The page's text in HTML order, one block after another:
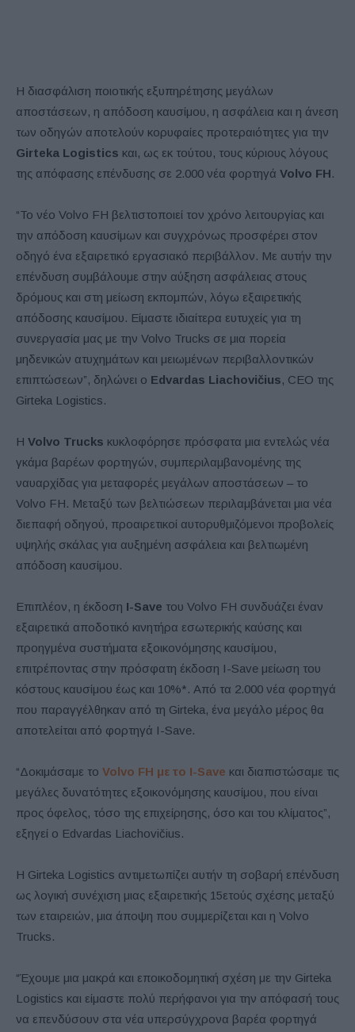
Η διασφάλιση ποιοτικής εξυπηρέτησης μεγάλων
αποστάσεων, η απόδοση καυσίμου, η ασφάλεια και η άνεση
των οδηγών αποτελούν κορυφαίες προτεραιότητες για την
Girteka Logistics και, ως εκ τούτου, τους κύριους λόγους
της απόφασης επένδυσης σε 2.000 νέα φορτηγά Volvo FH.
“Το νέο Volvo FH βελτιστοποιεί τον χρόνο λειτουργίας και
την απόδοση καυσίμων και συγχρόνως προσφέρει στον
οδηγό ένα εξαιρετικό εργασιακό περιβάλλον. Με αυτήν την
επένδυση συμβάλουμε στην αύξηση ασφάλειας στους
δρόμους και στη μείωση εκπομπών, λόγω εξαιρετικής
απόδοσης καυσίμου. Είμαστε ιδιαίτερα ευτυχείς για τη
συνεργασία μας με την Volvo Trucks σε μια πορεία
μηδενικών ατυχημάτων και μειωμένων περιβαλλοντικών
επιπτώσεων”, δηλώνει ο Edvardas Liachovičius, CEO της
Girteka Logistics.
Η Volvo Trucks κυκλοφόρησε πρόσφατα μια εντελώς νέα
γκάμα βαρέων φορτηγών, συμπεριλαμβανομένης της
ναυαρχίδας για μεταφορές μεγάλων αποστάσεων – το
Volvo FH. Μεταξύ των βελτιώσεων περιλαμβάνεται μια νέα
διεπαφή οδηγού, προαιρετικοί αυτορυθμιζόμενοι προβολείς
υψηλής σκάλας για αυξημένη ασφάλεια και βελτιωμένη
απόδοση καυσίμου.
Επιπλέον, η έκδοση I-Save του Volvo FH συνδυάζει έναν
εξαιρετικά αποδοτικό κινητήρα εσωτερικής καύσης και
προηγμένα συστήματα εξοικονόμησης καυσίμου,
επιτρέποντας στην πρόσφατη έκδοση I-Save μείωση του
κόστους καυσίμου έως και 10%*. Από τα 2.000 νέα φορτηγά
που παραγγέλθηκαν από τη Girteka, ένα μεγάλο μέρος θα
αποτελείται από φορτηγά I-Save.
“Δοκιμάσαμε το Volvo FH με το I-Save και διαπιστώσαμε τις
μεγάλες δυνατότητες εξοικονόμησης καυσίμου, που είναι
προς όφελος, τόσο της επιχείρησης, όσο και του κλίματος”,
εξηγεί ο Edvardas Liachovičius.
Η Girteka Logistics αντιμετωπίζει αυτήν τη σοβαρή επένδυση
ως λογική συνέχιση μιας εξαιρετικής 15ετούς σχέσης μεταξύ
των εταιρειών, μια άποψη που συμμερίζεται και η Volvo
Trucks.
“Έχουμε μια μακρά και εποικοδομητική σχέση με την Girteka
Logistics και είμαστε πολύ περήφανοι για την απόφασή τους
να επενδύσουν στα νέα υπερσύγχρονα βαρέα φορτηγά